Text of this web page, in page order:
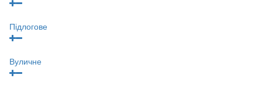
Підлогове
Вуличне